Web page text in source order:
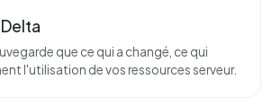
que ce qui a changé, ce qui
l'utilisation de vos ressources serveur.